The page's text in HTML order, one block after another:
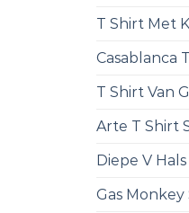
T Shirt Met
Casablanca
T Shirt Van
Arte T Shirt
Diepe V
Gas Monkey